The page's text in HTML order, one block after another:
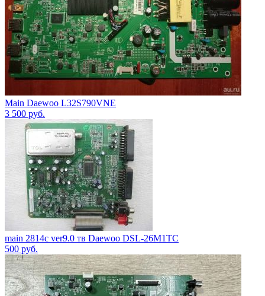
Main Daewoo L32S790VNE
3 500 руб.
main 2814c ver9.0 тв Daewoo DSL-26M1TC
500 руб.